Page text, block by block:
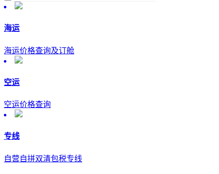
海运
海运价格查询及订舱
空运
空运价格查询
专线
自营自拼双清包税专线